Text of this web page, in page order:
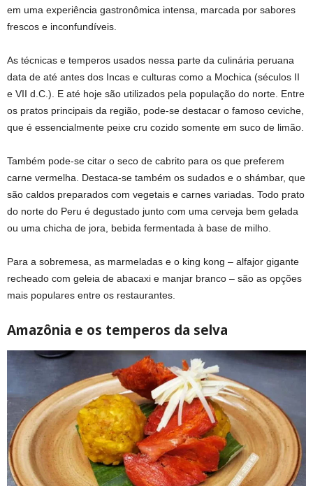
em uma experiência gastronômica intensa, marcada por sabores
frescos e inconfundíveis.
As técnicas e temperos usados nessa parte da culinária peruana
data de até antes dos Incas e culturas como a Mochica (séculos II
e VII d.C.). E até hoje são utilizados pela população do norte. Entre
os pratos principais da região, pode-se destacar o famoso ceviche,
que é essencialmente peixe cru cozido somente em suco de limão.
Também pode-se citar o seco de cabrito para os que preferem
carne vermelha. Destaca-se também os sudados e o shámbar, que
são caldos preparados com vegetais e carnes variadas. Todo prato
do norte do Peru é degustado junto com uma cerveja bem gelada
ou uma chicha de jora, bebida fermentada à base de milho.
Para a sobremesa, as marmeladas e o king kong – alfajor gigante
recheado com geleia de abacaxi e manjar branco – são as opções
mais populares entre os restaurantes.
Amazônia e os temperos da selva